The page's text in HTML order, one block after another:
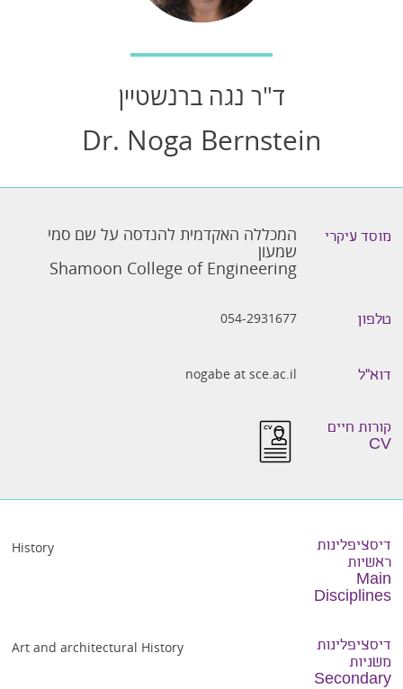
ד"ר נגה ברנשטיין
Dr. Noga Bernstein
מוסד עיקרי המכללה האקדמית להנדסה על שם סמי
שמעון
Shamoon College of Engineering
טלפון 054-2931677
דוא״ל nogabe at sce.ac.il
קורות חיים
CV
דיסציפלינות
ראשיות
Main
Disciplines
History
דיסציפלינות
משניות
Secondary
Art and architectural History